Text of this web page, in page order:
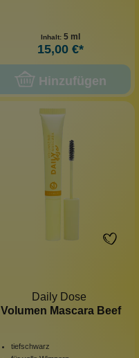
Inhalt: 5 ml
15,00 €*
Hinzufügen
Daily Dose
Volumen Mascara Beef
tiefschwarz